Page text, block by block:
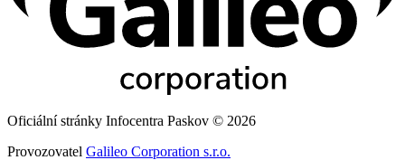
Oficiální stránky Infocentra Paskov © 2026
Provozovatel Galileo Corporation s.r.o.